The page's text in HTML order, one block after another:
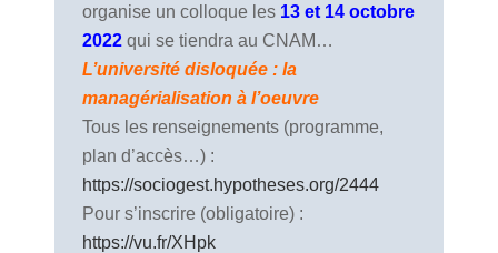
organise un colloque les 13 et 14 octobre
2022 qui se tiendra au CNAM…
L’université disloquée : la
managérialisation à l’oeuvre
Tous les renseignements (programme,
plan d’accès…) :
https://sociogest.hypotheses.org/2444
Pour s’inscrire (obligatoire) :
https://vu.fr/XHpk